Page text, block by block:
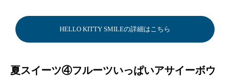
HELLO KITTY SMILEの詳細はこちら
夏スイーツ④フルーツいっぱいアサイーボウ